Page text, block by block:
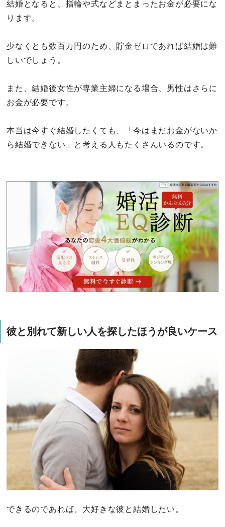
結婚となると、指輪や式などまとまったお金が必要にな
ります。
少なくとも数百万円のため、貯金ゼロであれば結婚は難
しいでしょう。
また、結婚後女性が専業主婦になる場合、男性はさらに
お金が必要です。
本当は今すぐ結婚したくても、「今はまだお金がないか
ら結婚できない」と考える人もたくさんいるのです。
彼と別れて新しい人を探したほうが良いケース
できるのであれば、大好きな彼と結婚したい。